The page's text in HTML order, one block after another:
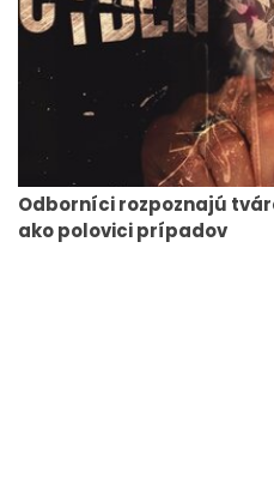
Odborníci rozpoznajú
ako polovici prípadov